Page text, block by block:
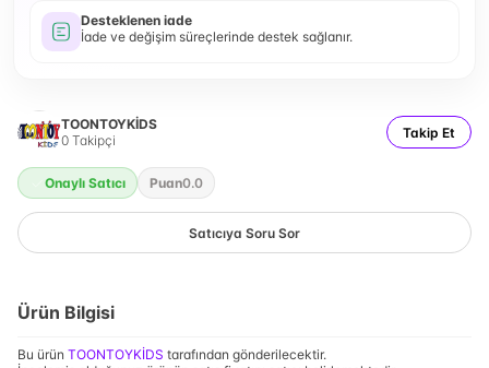
Desteklenen iade
İade ve değişim süreçlerinde destek sağlanır.
TOONTOYKİDS
0 Takipçi Takip Et
Onaylı Satıcı Puan0.0
Satıcıya Soru Sor
Ürün Bilgisi
Bu ürün TOONTOYKİDS tarafından gönderilecektir.